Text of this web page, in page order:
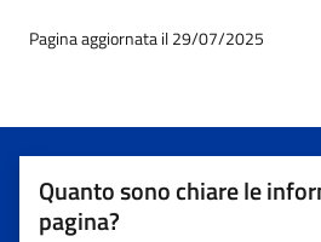
Pagina aggiornata il 29/07/2025
Quanto sono chiare le
pagina?